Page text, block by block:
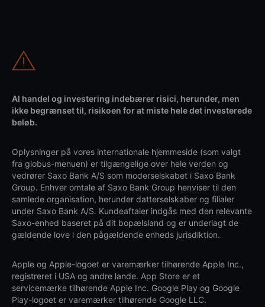
Al handel og investering indebærer risici, herunder, men
ikke begrænset til, risikoen for at miste hele det investerede
beløb.
Oplysninger på vores internationale hjemmeside (som valgt
fra globus-menuen) er tilgængelige over hele verden og
vedrører Saxo Bank A/S som moderselskabet i Saxo Bank
Group. Enhver omtale af Saxo Bank Group henviser til den
samlede organisation, herunder datterselskaber og filialer
under Saxo Bank A/S. Kundeaftaler indgås med den relevante
Saxo-enhed baseret på dit bopælsland og er underlagt de
gældende love i den pågældende enheds jurisdiktion.
Apple og Apple-logoet er varemærker tilhørende Apple Inc.,
registreret i USA og andre lande. App Store er et
servicemærke tilhørende Apple Inc. Google Play og Google
Play-logoet er varemærker tilhørende Google LLC.